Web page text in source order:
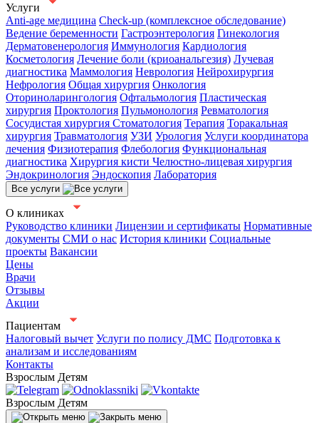
Услуги
Anti-age медицина Check-up (комплексное обследование)
Ведение беременности Гастроэнтерология Гинекология
Дерматовенерология Иммунология Кардиология
Косметология Лечение боли (криоанальгезия) Лучевая
диагностика Маммология Неврология Нейрохирургия
Нефрология Общая хирургия Онкология
Оториноларингология Офтальмология Пластическая
хирургия Проктология Пульмонология Ревматология
Сосудистая хирургия Стоматология Терапия Торакальная
хирургия Травматология УЗИ Урология Услуги координатора
лечения Физиотерапия Флебология Функциональная
диагностика Хирургия кисти Челюстно-лицевая хирургия
Эндокринология Эндоскопия Лаборатория
Все услуги
О клиниках
Руководство клиники Лицензии и сертификаты Нормативные
документы СМИ о нас История клиники Социальные
проекты Вакансии
Цены
Врачи
Отзывы
Акции
Пациентам
Налоговый вычет Услуги по полису ДМС Подготовка к
анализам и исследованиям
Контакты
Взрослым Детям
Взрослым Детям